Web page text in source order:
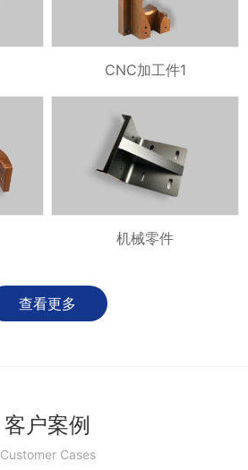
CNC加工件1
机械零件
查看更多
客户案例
Customer Cases